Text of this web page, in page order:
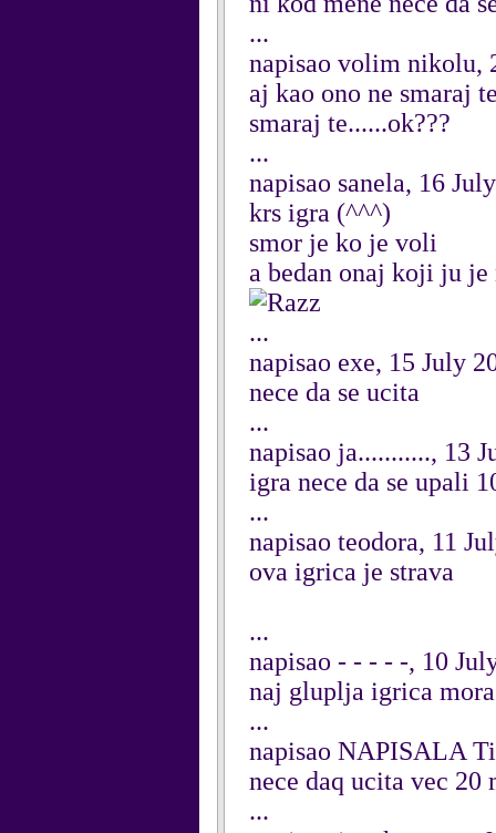
...
napisao volim nikolu,
aj kao ono ne smaraj
smaraj te......ok???
...
napisao sanela, 16
krs igra (^^^)
smor je ko je voli
a bedan onaj koji ju
...
napisao exe, 15 July
nece da se ucita
...
napisao ja..........., 13
igra nece da se upali
...
napisao teodora, 11
ova igrica je strava
...
napisao - - - - -, 10
naj gluplja igrica
...
napisao NAPISALA
nece daq ucita vec
...